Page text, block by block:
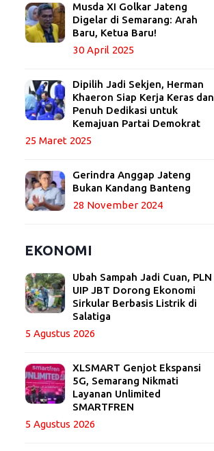
Musda XI Golkar Jateng
Digelar di Semarang: Arah
Baru, Ketua Baru!
30 April 2025
Dipilih Jadi Sekjen, Herman
Khaeron Siap Kerja Keras dan
Penuh Dedikasi untuk
Kemajuan Partai Demokrat
25 Maret 2025
Gerindra Anggap Jateng
Bukan Kandang Banteng
28 November 2024
EKONOMI
Ubah Sampah Jadi Cuan, PLN
UIP JBT Dorong Ekonomi
Sirkular Berbasis Listrik di
Salatiga
5 Agustus 2026
XLSMART Genjot Ekspansi
5G, Semarang Nikmati
Layanan Unlimited
SMARTFREN
5 Agustus 2026